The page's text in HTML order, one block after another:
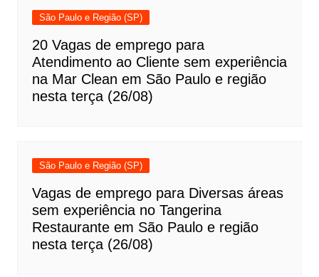
São Paulo e Região (SP)
20 Vagas de emprego para
Atendimento ao Cliente sem experiência
na Mar Clean em São Paulo e região
nesta terça (26/08)
São Paulo e Região (SP)
Vagas de emprego para Diversas áreas
sem experiência no Tangerina
Restaurante em São Paulo e região
nesta terça (26/08)